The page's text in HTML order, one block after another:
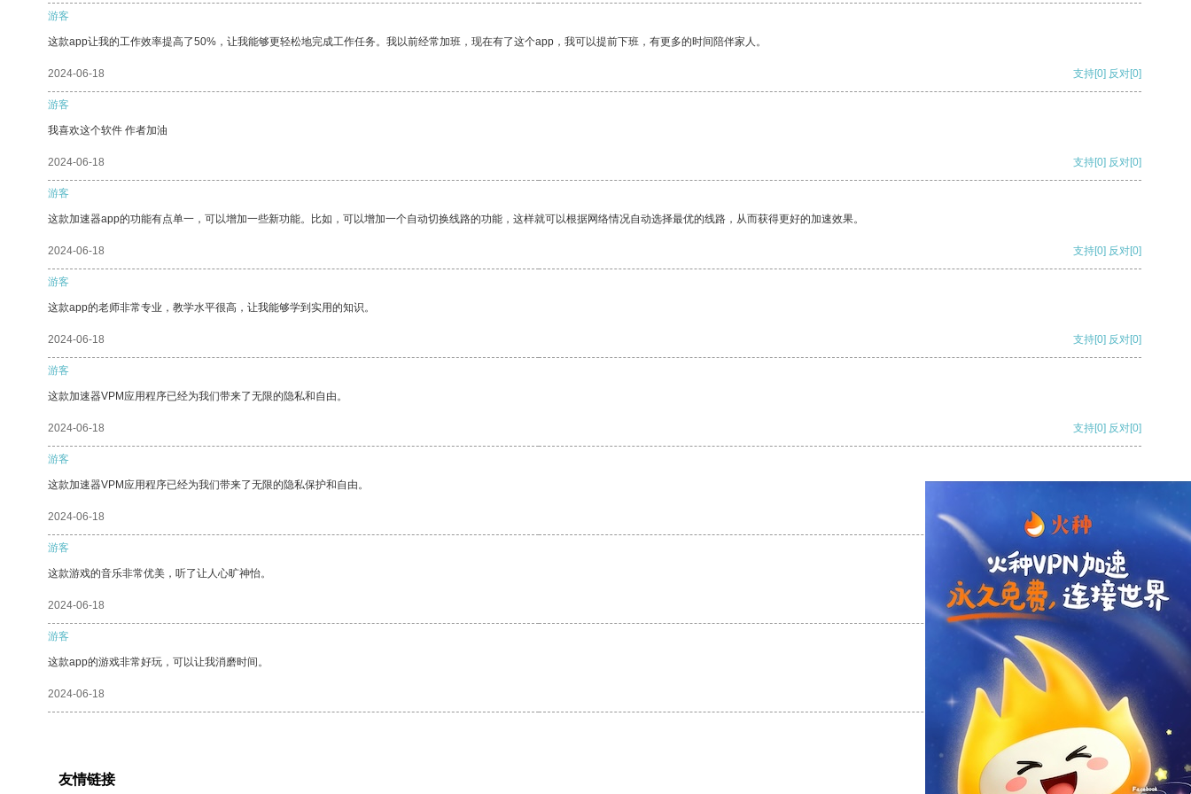
游客
这款app让我的工作效率提高了50%，让我能够更轻松地完成工作任务。我以前经常加班，现在有了这个app，我可以提前下班，有更多的时间陪伴家人。
2024-06-18 支持[0] 反对[0]
游客
我喜欢这个软件 作者加油
2024-06-18 支持[0] 反对[0]
游客
这款加速器app的功能有点单一，可以增加一些新功能。比如，可以增加一个自动切换线路的功能，这样就可以根据网络情况自动选择最优的线路，从而获得更好的加速效果。
2024-06-18 支持[0] 反对[0]
游客
这款app的老师非常专业，教学水平很高，让我能够学到实用的知识。
2024-06-18 支持[0] 反对[0]
游客
这款加速器VPM应用程序已经为我们带来了无限的隐私和自由。
2024-06-18 支持[0] 反对[0]
游客
这款加速器VPM应用程序已经为我们带来了无限的隐私保护和自由。
2024-06-18 支持
游客
这款游戏的音乐非常优美，听了让人心旷神怡。
2024-06-18 支持[0] 反对[0]
游客
这款app的游戏非常好玩，可以让我消磨时间。
2024-06-18 支持[0] 反对[0]
友情链接